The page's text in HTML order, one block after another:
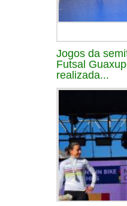
Jogos da
Futsal
realizada...